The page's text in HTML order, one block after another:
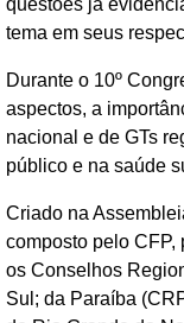
questões já
tema em seus
Durante o 10º
aspectos, a
nacional e de GTs
público e na saúde
Criado na
composto pelo
os Conselhos
Sul; da Paraíba